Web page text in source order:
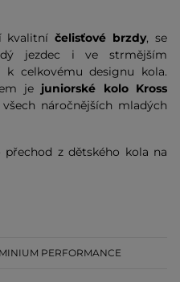
kvalitníčelisťové brzdy, se
jezdec i ve strmějším
k celkovému designu kola.
je juniorské kolo Kross
náročnějších mladých
z dětského kola na
PERFORMANCE